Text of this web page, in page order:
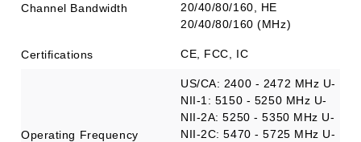
Channel Bandwidth
20/40/80/160, HE
20/40/80/160 (MHz)
Certifications CE, FCC, IC
Operating Frequency
US/CA: 2400 - 2472 MHz U-
NII-1: 5150 - 5250 MHz U-
NII-2A: 5250 - 5350 MHz U-
NII-2C: 5470 - 5725 MHz U-